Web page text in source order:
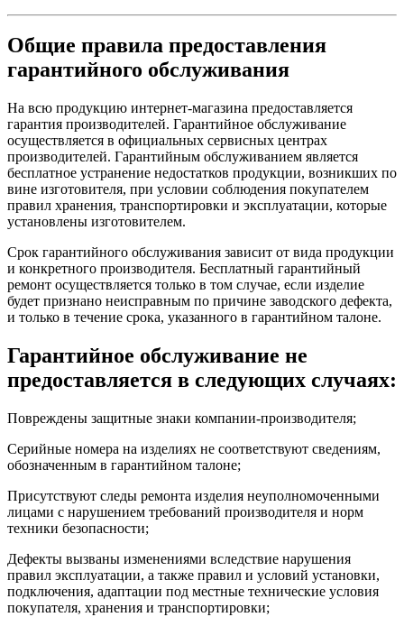
Общие правила предоставления
гарантийного обслуживания
На всю продукцию интернет-магазина предоставляется
гарантия производителей. Гарантийное обслуживание
осуществляется в официальных сервисных центрах
производителей. Гарантийным обслуживанием является
бесплатное устранение недостатков продукции, возникших по
вине изготовителя, при условии соблюдения покупателем
правил хранения, транспортировки и эксплуатации, которые
установлены изготовителем.
Срок гарантийного обслуживания зависит от вида продукции
и конкретного производителя. Бесплатный гарантийный
ремонт осуществляется только в том случае, если изделие
будет признано неисправным по причине заводского дефекта,
и только в течение срока, указанного в гарантийном талоне.
Гарантийное обслуживание не
предоставляется в следующих случаях:
Повреждены защитные знаки компании-производителя;
Серийные номера на изделиях не соответствуют сведениям,
обозначенным в гарантийном талоне;
Присутствуют следы ремонта изделия неуполномоченными
лицами с нарушением требований производителя и норм
техники безопасности;
Дефекты вызваны изменениями вследствие нарушения
правил эксплуатации, а также правил и условий установки,
подключения, адаптации под местные технические условия
покупателя, хранения и транспортировки;